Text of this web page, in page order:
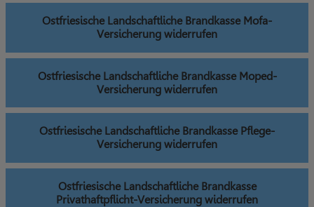
Ostfriesische Landschaftliche Brandkasse Mofa-
Versicherung widerrufen
Ostfriesische Landschaftliche Brandkasse Moped-
Versicherung widerrufen
Ostfriesische Landschaftliche Brandkasse Pflege-
Versicherung widerrufen
Ostfriesische Landschaftliche Brandkasse
Privathaftpflicht-Versicherung widerrufen